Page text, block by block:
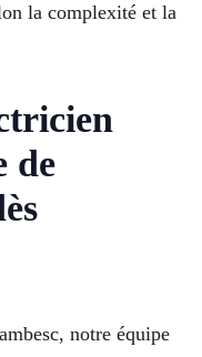
la complexité et la
de
notre équipe